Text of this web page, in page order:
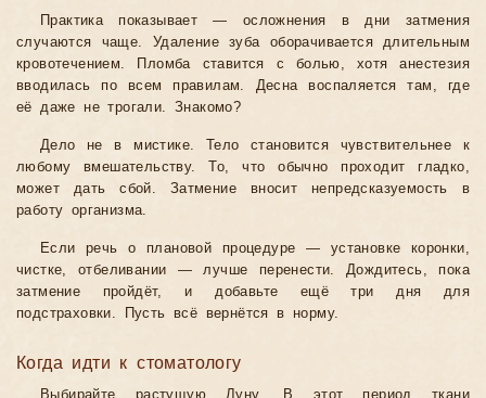
Практика показывает — осложнения в дни затмения
случаются чаще. Удаление зуба оборачивается длительным
кровотечением. Пломба ставится с болью, хотя анестезия
вводилась по всем правилам. Десна воспаляется там, где
её даже не трогали. Знакомо?
Дело не в мистике. Тело становится чувствительнее к
любому вмешательству. То, что обычно проходит гладко,
может дать сбой. Затмение вносит непредсказуемость в
работу организма.
Если речь о плановой процедуре — установке коронки,
чистке, отбеливании — лучше перенести. Дождитесь, пока
затмение пройдёт, и добавьте ещё три дня для
подстраховки. Пусть всё вернётся в норму.
Когда идти к стоматологу